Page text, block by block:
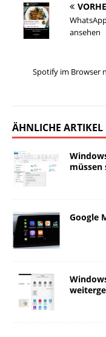
ansehen
Spotify im Browser
ÄHNLICHE ARTIKEL
müssen
Google